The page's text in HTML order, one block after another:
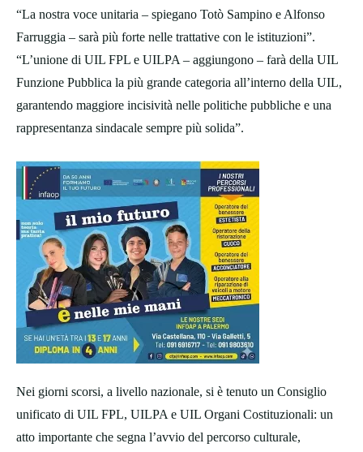
“La nostra voce unitaria – spiegano Totò Sampino e Alfonso
Farruggia – sarà più forte nelle trattative con le istituzioni”.
“L’unione di UIL FPL e UILPA – aggiungono – farà della UIL
Funzione Pubblica la più grande categoria all’interno della UIL,
garantendo maggiore incisività nelle politiche pubbliche e una
rappresentanza sindacale sempre più solida”.
Nei giorni scorsi, a livello nazionale, si è tenuto un Consiglio
unificato di UIL FPL, UILPA e UIL Organi Costituzionali: un
atto importante che segna l’avvio del percorso culturale,